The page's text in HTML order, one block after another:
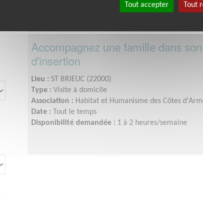
Accompagnez une famille dans
d'insertion
Lieu : ST BRIEUC (22000)
Type : Visite à domicile
Association : Habitat et Humanisme des Côtes
Date :
Tout le temps
Disponibilité demandée : 1 à 2 heures/semaine
Tout accepter Tout